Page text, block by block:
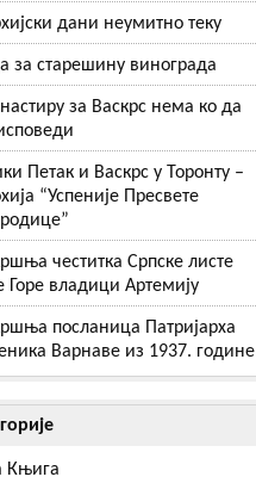
дани неумитно теку
за старешину винограда
за Васкрс нема ко да
Петак и Васкрс у Торонту –
“Успеније Пресвете
честитка Српске листе
Горе владици Артемију
посланица Патријарха
Варнаве из 1937. године
Књига